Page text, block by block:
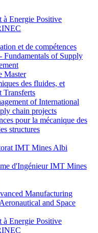
à Energie Positive
et de compétences
Fundamentals of Supply
Master
des fluides, et
Transferts
of International
chain projects
pour la mécanique des
structures
IMT Mines Albi
d'Ingénieur IMT Mines
Manufacturing
and Space
à Energie Positive